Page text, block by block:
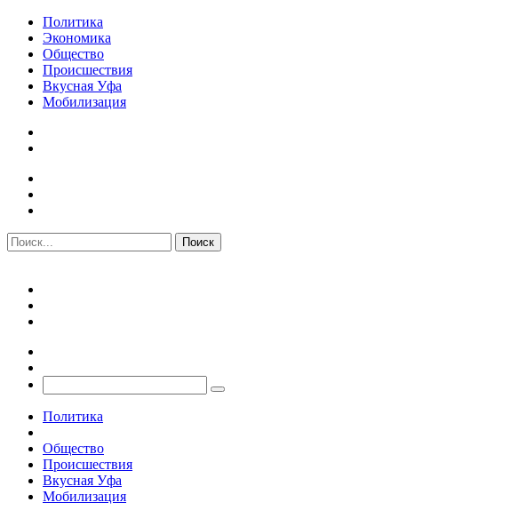
Политика
Экономика
Общество
Происшествия
Вкусная Уфа
Мобилизация
Политика
Общество
Происшествия
Вкусная Уфа
Мобилизация